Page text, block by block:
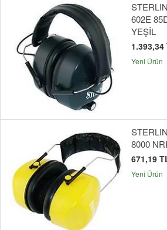
602E
YEŞİL
1.393,34
Yeni Ürün
8000
671,19
Yeni Ürün